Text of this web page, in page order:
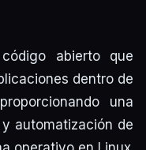
abierto que
dentro de
una
automatización de